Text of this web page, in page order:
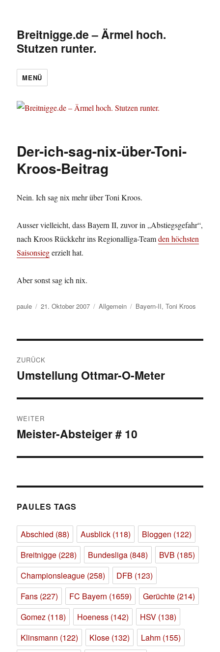
Breitnigge.de – Ärmel hoch.
Stutzen runter.
MENÜ
Der-ich-sag-nix-über-Toni-
Kroos-Beitrag
Nein. Ich sag nix mehr über Toni Kroos.
Ausser vielleicht, dass Bayern II, zuvor in „Abstiegsgefahr“,
nach Kroos Rückkehr ins Regionalliga-Teamden höchsten
Saisonsiegerzielt hat.
Aber sonst sag ich nix.
Autor
paule
Veröffentlicht
21. Oktober 2007 Kategorien
Allgemein Schlagwörter
Bayern-II,Toni Kroos
ZURÜCK
Vorheriger
Umstellung Ottmar-O-Meter
WEITER
Nächster
Meister-Absteiger # 10
PAULES TAGS
Abschied (88) Ausblick (118) Bloggen (122)
Breitnigge (228) Bundesliga (848) BVB (185)
Championsleague (258) DFB (123)
Fans (227) FC Bayern (1659) Gerüchte (214)
Gomez (118) Hoeness (142) HSV (138)
Klinsmann (122) Klose (132) Lahm (155)